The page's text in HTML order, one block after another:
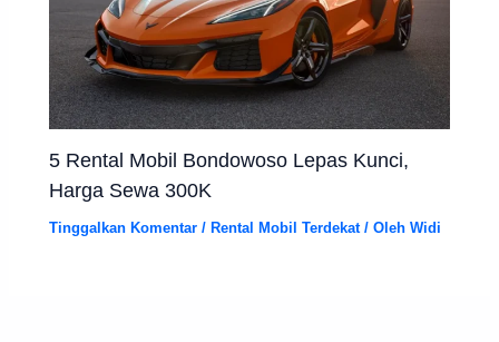
5 Rental Mobil Bondowoso Lepas Kunci,
Harga Sewa 300K
Tinggalkan Komentar / Rental Mobil Terdekat/ OlehWidi